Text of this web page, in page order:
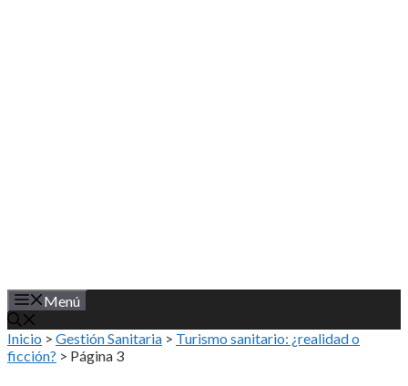
Menú
Inicio > Gestión Sanitaria > Turismo sanitario: ¿realidad o
ficción? > Página 3